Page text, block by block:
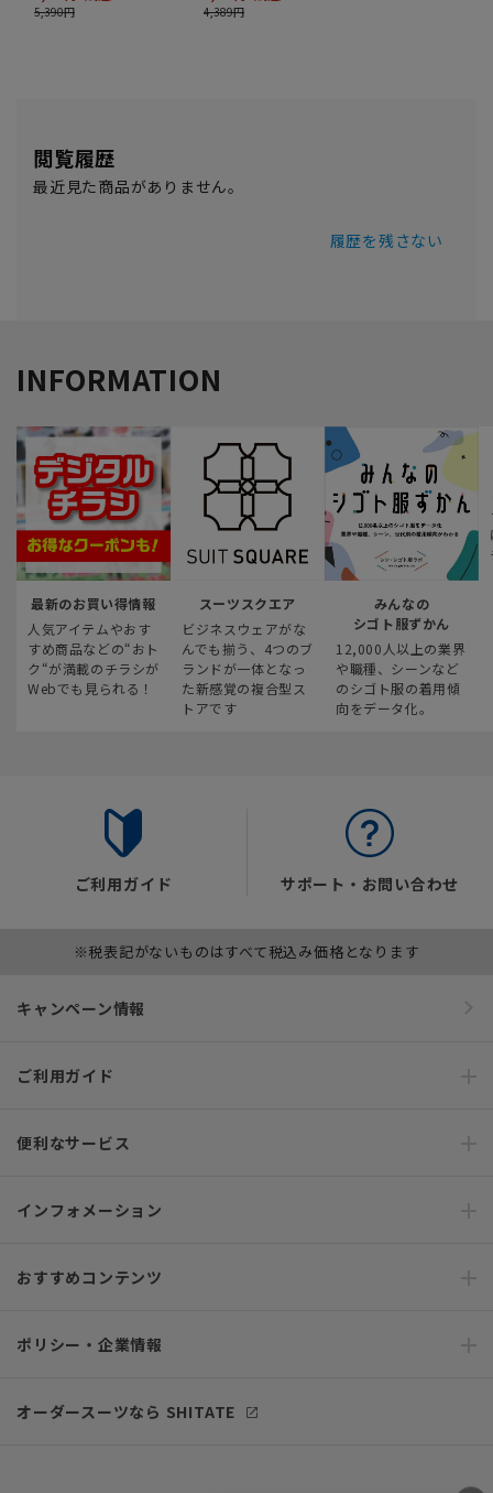
閲覧履歴
最近見た商品がありません。
履歴を残さない
INFORMATION
最新のお買い得情報
人気アイテムやおす
すめ商品などの“おト
ク“が満載のチラシが
Webでも見られる！
スーツスクエア
ビジネスウェアがな
んでも揃う、4つのブ
ランドが一体となっ
た新感覚の複合型ス
トアです
みんなの
シゴト服ずかん
12,000人以上の業界
や職種、シーンなど
のシゴト服の着用傾
向をデータ化。
ご利用ガイド サポート・お問い合わせ
※税表記がないものはすべて税込み価格となります
キャンペーン情報
ご利用ガイド
便利なサービス
インフォメーション
おすすめコンテンツ
ポリシー・企業情報
オーダースーツなら SHITATE